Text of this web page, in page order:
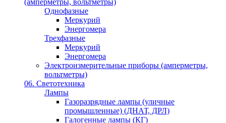
Однофазные
Меркурий
Энергомера
Трехфазные
Меркурий
Энергомера
Электроизмерительные приборы (амперметры,
вольтметры)
06. Светотехника
Лампы
Газоразрядные лампы (уличные
промышленные) (ДНАТ, ДРЛ)
Галогенные лампы (КГ)